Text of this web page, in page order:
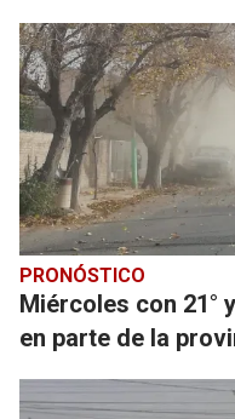
PRONÓSTICO
Miércoles con 21°
en parte de la